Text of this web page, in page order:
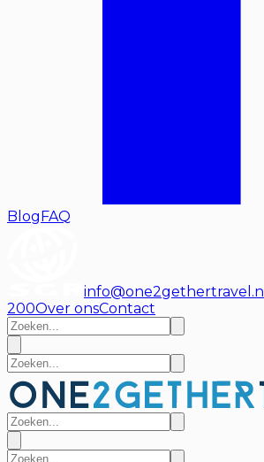
BlogFAQ
info@one2gethertravel.nl
200Over onsContact